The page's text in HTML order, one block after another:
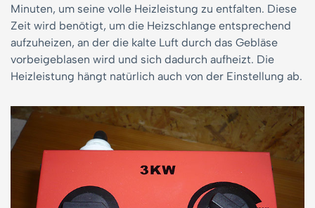
Minuten, um seine volle Heizleistung zu entfalten. Diese
Zeit wird benötigt, um die Heizschlange entsprechend
aufzuheizen, an der die kalte Luft durch das Gebläse
vorbeigeblasen wird und sich dadurch aufheizt. Die
Heizleistung hängt natürlich auch von der Einstellung ab.